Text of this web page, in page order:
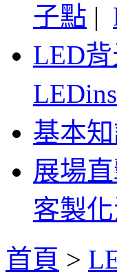
子點 |
LED
基本
展場
客製
首頁 >